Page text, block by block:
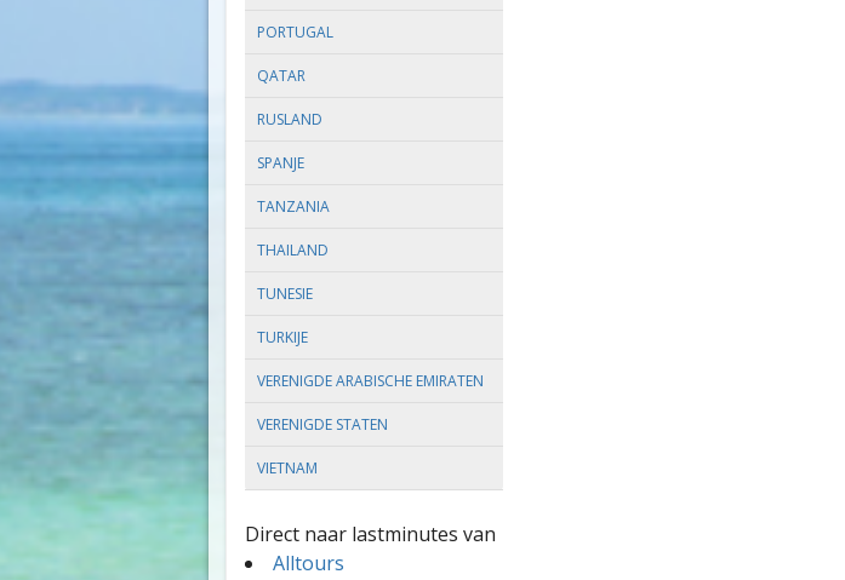
PORTUGAL
QATAR
RUSLAND
SPANJE
TANZANIA
THAILAND
TUNESIE
TURKIJE
VERENIGDE ARABISCHE EMIRATEN
VERENIGDE STATEN
VIETNAM
Direct naar lastminutes van
Alltours